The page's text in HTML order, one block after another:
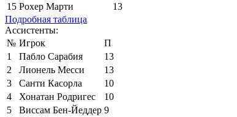
15 Рохер Марти
13
Подробная таблица
Ассистенты:
№ Игрок
П
1
Пабло Сарабия
13
2
Лионель Месси
13
3
Санти Касорла
10
4
Хонатан Родригес
10
5
Виссам Бен-Йеддер 9